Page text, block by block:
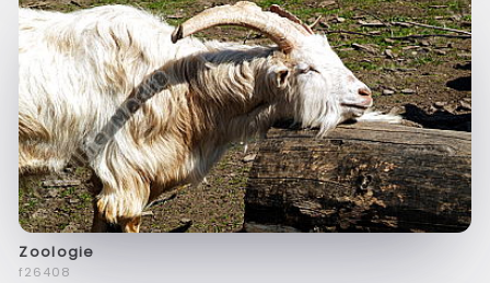
Zoologie
f26408